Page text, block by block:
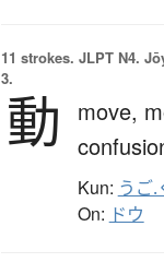
11 strokes. JLPT N4.
3.
動 move,
Kun: うご.
On: ドウ